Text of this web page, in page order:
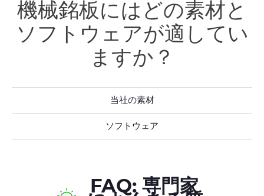
機械銘板にはどの素材と
ソフトウェアが適してい
ますか？
当社の素材
ソフトウェア
FAQ: 専門家